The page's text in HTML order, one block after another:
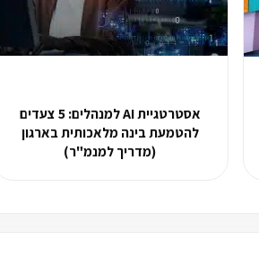
אסטרטגיית AI למנהלים: 5 צעדים
להטמעת בינה מלאכותית בארגון
(מדריך למנמ"ר)